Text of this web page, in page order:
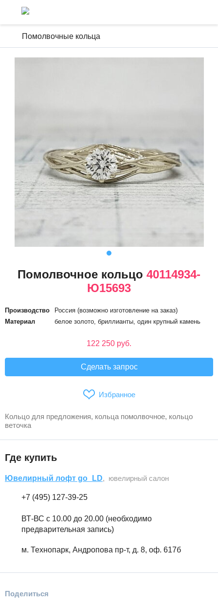
Помолвочные кольца
Помолвочное кольцо 40114934-
Ю15693
Производство
Россия (возможно изготовление на заказ)
Материал
белое золото, бриллианты, один крупный камень
122 250 руб.
Сделать запрос
Избранное
Кольцо для предложения, кольца помолвочное, кольцо
веточка
Где купить
Ювелирный лофт go_LD, ювелирный салон
+7 (495) 127-39-25
ВТ-ВС с 10.00 до 20.00 (необходимо
предварительная запись)
м. Технопарк, Андропова пр-т, д. 8, оф. 617б
Поделиться